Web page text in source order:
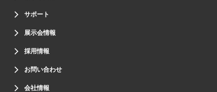
サポート
展示会情報
採用情報
お問い合わせ
会社情報